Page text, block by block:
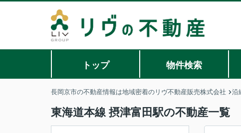
トップ 物件検索
長岡京市の不動産情報は地域密着のリヴ不動産販売株式会社 沿
東海道本線 摂津富田駅の不動産一覧